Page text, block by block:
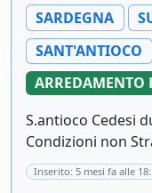
SARDEGNA
SANT'ANTIOCO
ARREDAMENTO
S.antioco Cedesi
Condizioni non
Inserito: 5 mesi fa alle